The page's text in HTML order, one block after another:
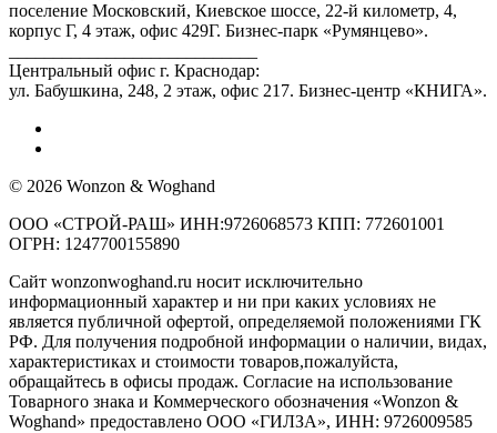
поселение Московский, Киевское шоссе, 22-й километр, 4,
корпус Г, 4 этаж, офис 429Г. Бизнес-парк «Румянцево».
Центральный офис г. Краснодар:
ул. Бабушкина, 248, 2 этаж, офис 217. Бизнес-центр «КНИГА».
© 2026 Wonzon & Woghand
ООО «СТРОЙ-РАШ» ИНН:9726068573 КПП: 772601001
ОГРН: 1247700155890
Сайт wonzonwoghand.ru носит исключительно
информационный характер и ни при каких условиях не
является публичной офертой, определяемой положениями ГК
РФ. Для получения подробной информации о наличии, видах,
характеристиках и стоимости товаров,пожалуйста,
обращайтесь в офисы продаж. Согласие на использование
Товарного знака и Коммерческого обозначения «Wonzon &
Woghand» предоставлено OOO «ГИЛЗА», ИНН: 9726009585